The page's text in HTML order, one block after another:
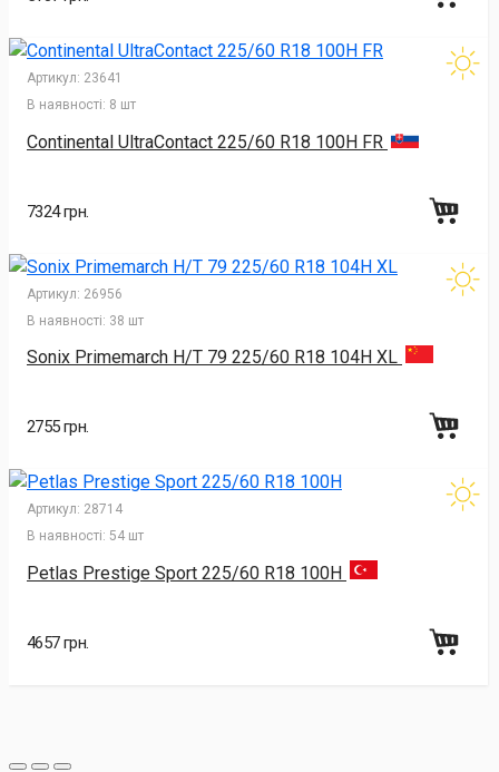
Артикул: 23641
В наявності: 8 шт
Continental UltraContact 225/60 R18 100H FR
7324 грн.
Артикул: 26956
В наявності: 38 шт
Sonix Primemarch H/T 79 225/60 R18 104H XL
2755 грн.
Артикул: 28714
В наявності: 54 шт
Petlas Prestige Sport 225/60 R18 100H
4657 грн.